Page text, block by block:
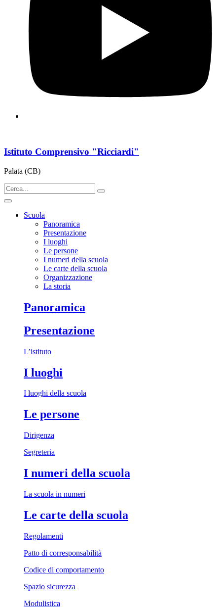
Istituto Comprensivo "Ricciardi"
Palata (CB)
Scuola
Panoramica
Presentazione
I luoghi
Le persone
I numeri della scuola
Le carte della scuola
Organizzazione
La storia
Panoramica
Presentazione
L’istituto
I luoghi
I luoghi della scuola
Le persone
Dirigenza
Segreteria
I numeri della scuola
La scuola in numeri
Le carte della scuola
Regolamenti
Patto di corresponsabilità
Codice di comportamento
Spazio sicurezza
Modulistica